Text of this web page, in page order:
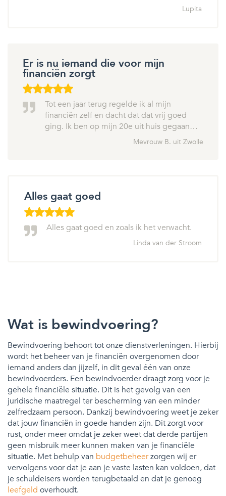
Lupita
Er is nu iemand die voor mijn
financiën zorgt
Tot een jaar terug regelde ik al mijn
financiën zelf en dacht dat dat vrij goed
ging. Ik ben op mijn 20e uit huis gegaan…
Mevrouw B. uit Zwolle
Alles gaat goed
Alles gaat goed en zoals ik het verwacht.
Linda van der Stroom
Wat is bewindvoering?
Bewindvoering behoort tot onze dienstverleningen. Hierbij
wordt het beheer van je financiën overgenomen door
iemand anders dan jijzelf, in dit geval één van onze
bewindvoerders. Een bewindvoerder draagt zorg voor je
gehele financiële situatie. Dit is het gevolg van een
juridische maatregel ter bescherming van een minder
zelfredzaam persoon. Dankzij bewindvoering weet je zeker
dat jouw financiën in goede handen zijn. Dit zorgt voor
rust, onder meer omdat je zeker weet dat derde partijen
geen misbruik meer kunnen maken van je financiële
situatie. Met behulp van budgetbeheerzorgen wij er
vervolgens voor dat je aan je vaste lasten kan voldoen, dat
je schuldeisers worden terugbetaald en dat je genoeg
leefgeld overhoudt.